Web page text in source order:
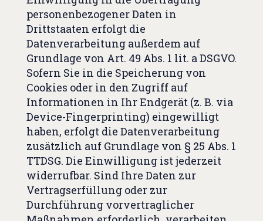
personenbezogener Daten in
Drittstaaten erfolgt die
Datenverarbeitung außerdem auf
Grundlage von Art. 49 Abs. 1 lit. a DSGVO.
Sofern Sie in die Speicherung von
Cookies oder in den Zugriff auf
Informationen in Ihr Endgerät (z. B. via
Device-Fingerprinting) eingewilligt
haben, erfolgt die Datenverarbeitung
zusätzlich auf Grundlage von § 25 Abs. 1
TTDSG. Die Einwilligung ist jederzeit
widerrufbar. Sind Ihre Daten zur
Vertragserfüllung oder zur
Durchführung vorvertraglicher